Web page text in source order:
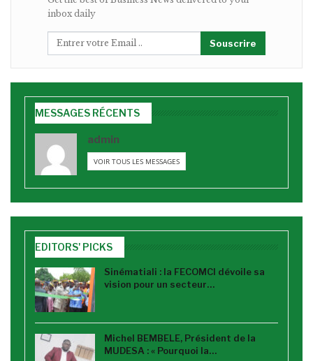
inbox daily
Souscrire
MESSAGES RÉCENTS
admin
VOIR TOUS LES MESSAGES
EDITORS' PICKS
Sinématiali : la FECOMCI dévoile sa
vision pour un secteur…
Michel BEMBELE, Président de la
MUDESA : « Pourquoi la…